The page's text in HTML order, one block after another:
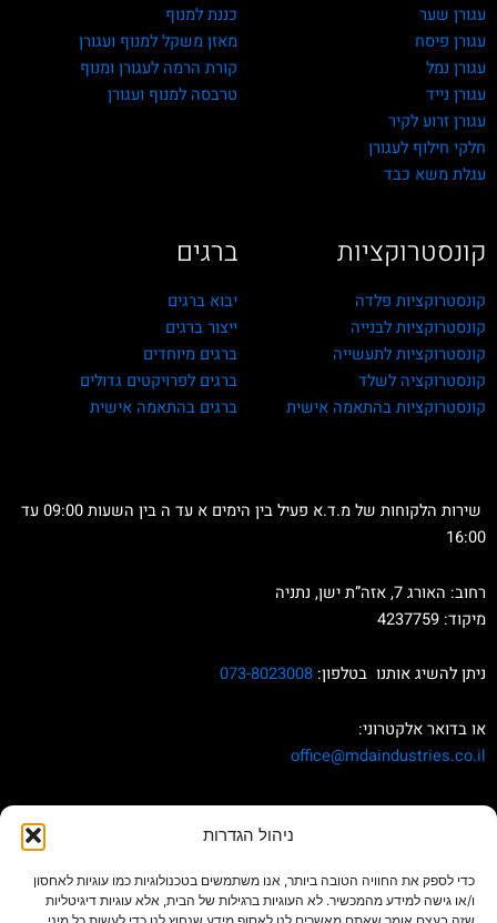
ניהול הגדרות
כדי לספק את החוויה הטובה ביותר, אנו משתמשים בטכנולוגיות כמו עוגיות לאחסון
ו/או גישה למידע מהמכשיר. לא העוגיות ברגילות של הבית, אלא עוגיות דיגיטליות
עגורן שער
עגורן פיסח
עגורן נמל
עגורן נייד
עגורן זרוע לקיר
חלקי חילוף לעגורן
עגלת משא כבד
כננת למנוף
מאזן משקל למנוף ועגורן
קורת הרמה לעגורן ומנוף
טרבסה למנוף ועגורן
קונסטרוקציות
קונסטרוקציות פלדה
קונסטרוקציות לבנייה
קונסטרוקציות לתעשייה
קונסטרוקציה לשלד
קונסטרוקציות בהתאמה אישית
ברגים
יבוא ברגים
ייצור ברגים
ברגים מיוחדים
ברגים לפרויקטים גדולים
ברגים בהתאמה אישית
שירות הלקוחות של מ.ד.א פעיל בין הימים א עד ה בין השעות 09:00 עד
16:00
רחוב: האורג 7, אזה”ת ישן, נתניה
מיקוד: 4237759
ניתן להשיג אותנו בטלפון: 073-8023008
או בדואר אלקטרוני:
office@mdaindustries.co.il
הצהרת נגישות